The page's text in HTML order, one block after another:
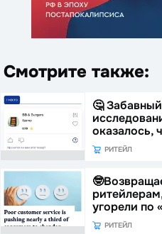
Смотрите также:
🤔
оказалось,
РИТЕЙЛ
угорели по
РИТЕЙЛ